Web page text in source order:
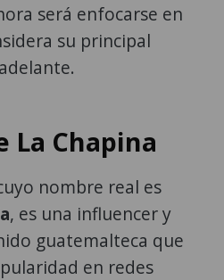
será enfocarse en
su principal
La Chapina
nombre real es
, es una influencer y
guatemalteca que
en redes